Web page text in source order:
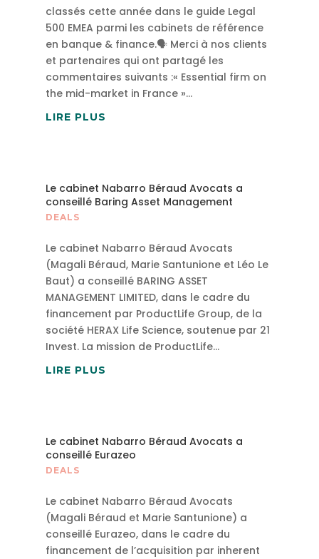
classés cette année dans le guide Legal
500 EMEA parmi les cabinets de référence
en banque & finance.🗣 Merci à nos clients
et partenaires qui ont partagé les
commentaires suivants :« Essential firm on
the mid-market in France »...
LIRE PLUS
Le cabinet Nabarro Béraud Avocats a
conseillé Baring Asset Management
DEALS
Le cabinet Nabarro Béraud Avocats
(Magali Béraud, Marie Santunione et Léo Le
Baut) a conseillé BARING ASSET
MANAGEMENT LIMITED, dans le cadre du
financement par ProductLife Group, de la
société HERAX Life Science, soutenue par 21
Invest. La mission de ProductLife...
LIRE PLUS
Le cabinet Nabarro Béraud Avocats a
conseillé Eurazeo
DEALS
Le cabinet Nabarro Béraud Avocats
(Magali Béraud et Marie Santunione) a
conseillé Eurazeo, dans le cadre du
financement de l’acquisition par inherent